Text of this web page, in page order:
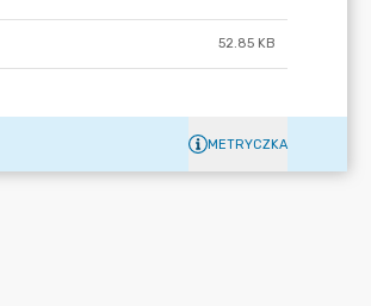
52.85 KB
METRYCZKA